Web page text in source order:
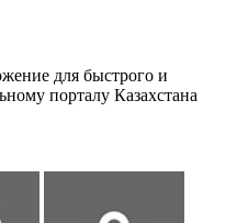
для быстрого и
порталу Казахстана